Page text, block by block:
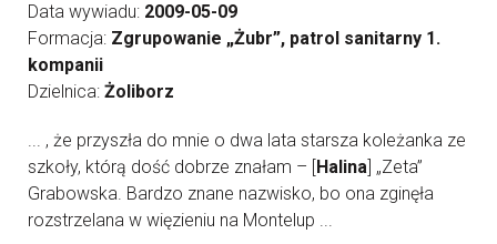
Data wywiadu: 2009-05-09
Formacja: Zgrupowanie „Żubr”, patrol sanitarny 1.
kompanii
Dzielnica: Żoliborz
... , że przyszła do mnie o dwa lata starsza koleżanka ze
szkoły, którą dość dobrze znałam – [Halina] „Zeta”
Grabowska. Bardzo znane nazwisko, bo ona zginęła
rozstrzelana w więzieniu na Montelup ...